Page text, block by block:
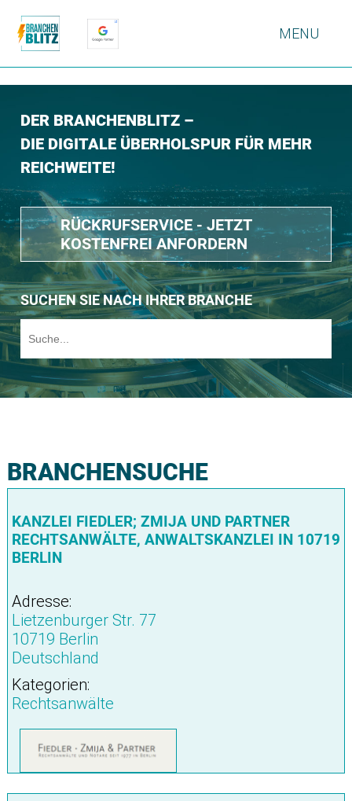
MENU
DER BRANCHENBLITZ –
DIE DIGITALE ÜBERHOLSPUR FÜR MEHR
REICHWEITE!
RÜCKRUFSERVICE - JETZT
KOSTENFREI ANFORDERN
SUCHEN SIE NACH IHRER BRANCHE
BRANCHENSUCHE
KANZLEI FIEDLER; ZMIJA UND PARTNER
RECHTSANWÄLTE, ANWALTSKANZLEI IN 10719
BERLIN
Adresse:
Lietzenburger Str. 77
10719 Berlin
Deutschland
Kategorien:
Rechtsanwälte